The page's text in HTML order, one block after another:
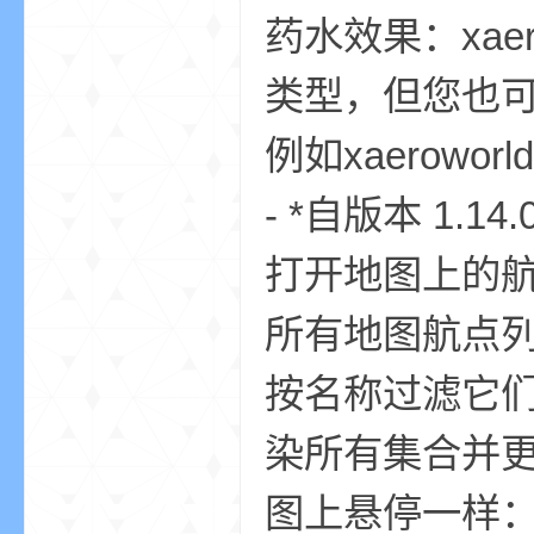
药水效果：
类型，但您也
例如
- *自版本
打开地图上的
所有地图航点
按名称过滤它
染所有集合并
图上悬停一样